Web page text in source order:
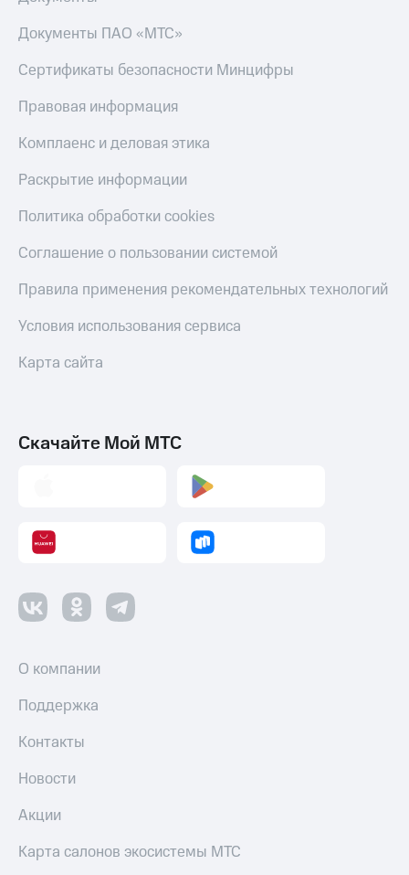
Документы ПАО «МТС»
Сертификаты безопасности Минцифры
Правовая информация
Комплаенс и деловая этика
Раскрытие информации
Политика обработки cookies
Соглашение о пользовании системой
Правила применения рекомендательных технологий
Условия использования сервиса
Карта сайта
Скачайте Мой МТС
О компании
Поддержка
Контакты
Новости
Акции
Карта салонов экосистемы МТС